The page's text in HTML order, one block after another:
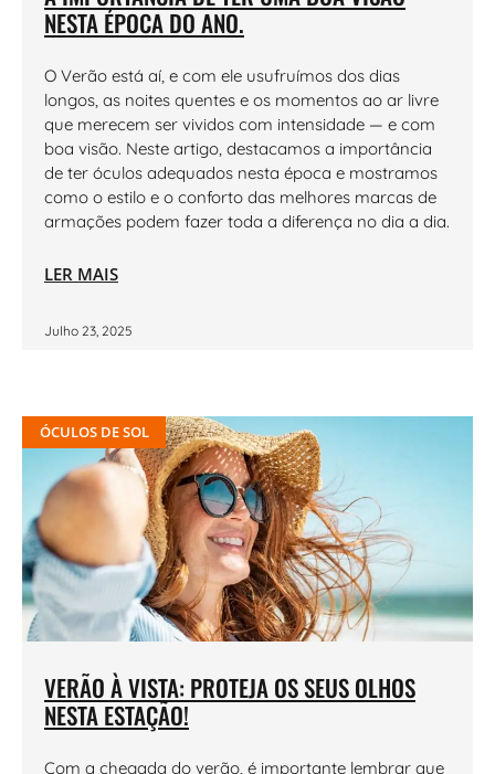
NESTA ÉPOCA DO ANO.
O Verão está aí, e com ele usufruímos dos dias
longos, as noites quentes e os momentos ao ar livre
que merecem ser vividos com intensidade — e com
boa visão. Neste artigo, destacamos a importância
de ter óculos adequados nesta época e mostramos
como o estilo e o conforto das melhores marcas de
armações podem fazer toda a diferença no dia a dia.
LER MAIS
Julho 23, 2025
ÓCULOS DE SOL
VERÃO À VISTA: PROTEJA OS SEUS OLHOS
NESTA ESTAÇÃO!
Com a chegada do verão, é importante lembrar que